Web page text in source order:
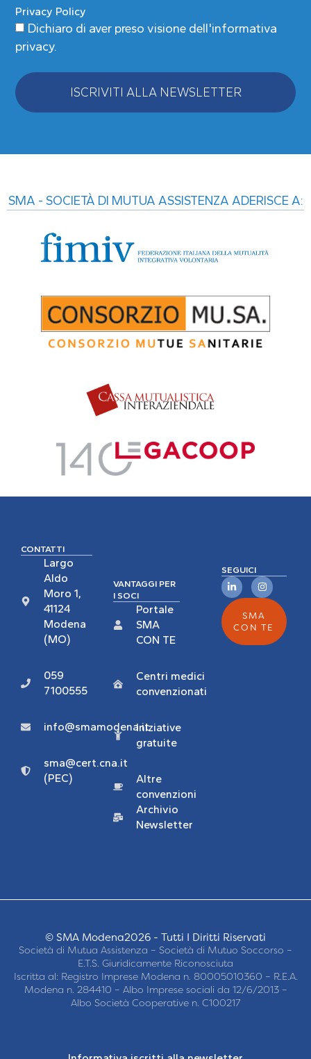
Privacy Policy
Dichiaro di aver preso visione dell'informativa
privacy.
ISCRIVITI ALLA NEWSLETTER
SMA - SOCIETÀ DI MUTUA ASSISTENZA ADERISCE A:
CONTATTI
Largo
Aldo
Moro 1,
41124
Modena
(MO)
059
7100555
info@smamodena.it
sma@cert.cna.it
(PEC)
VANTAGGI PER
I SOCI
Portale
SMA
CON TE
Centri medici
convenzionati
Iniziative
gratuite
Altre
convenzioni
Archivio
Newsletter
SEGUICI
SMA
CON TE
© SMA Modena2026 - Tutti I Diritti Riservati
Società di Mutua Assistenza – Società di Mutuo Soccorso –
E.T.S. Giuridicamente Riconosciuta
Iscritta al: Registro Imprese Modena n. 80005010360 – R.E.A.
Modena n. 284410 – Albo Imprese sociali da 12/6/2013 –
Albo Società Cooperative n. C100217